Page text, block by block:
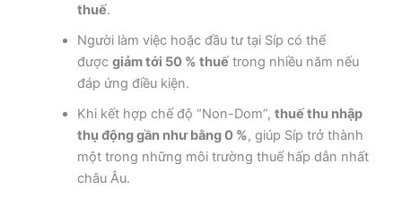
thuế.
Người làm việc hoặc đầu tư tại Síp có thể
đượcgiảm tới 50 % thuế trong nhiều năm nếu
đáp ứng điều kiện.
Khi kết hợp chế độ “Non-Dom”,thuế thu nhập
thụ động gần như bằng 0 %, giúp Síp trở thành
một trong những môi trường thuế hấp dẫn nhất
châu Âu.